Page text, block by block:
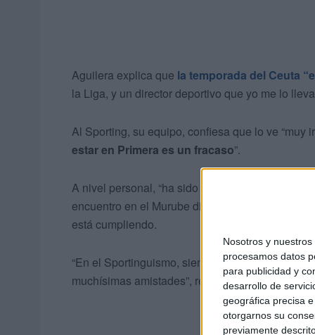
Nosotros y nuestros
procesamos datos
para publicidad y
desarrollo de
geográfica precisa
otorgarnos su
previamente
Aguilera explica que la temporada del Ceuta
la Liga, y un director deportivo que yo me lo
Al Sporting, su equipo, confiesa que lo ve “muy
estar en Primera es un fracaso”.
A nivel personal, “ha sido la temporada de mi
encuentro en el Murube dio paso a una
está cumpliendo.
“En el Sportinguismo, siempre estuve solo.
muchísimas amistades”, reseña aEl Faro.